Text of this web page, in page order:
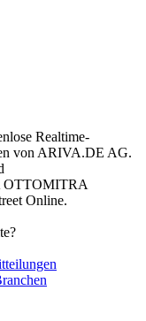
Realtime-
von ARIVA.DE AG.
OTTOMITRA
Online.